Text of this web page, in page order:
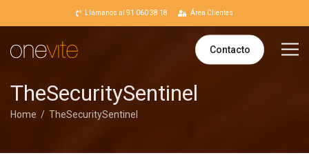
Llámanos al 91 060 38 18 Área Clientes
Contacto
TheSecuritySentinel
Home TheSecuritySentinel